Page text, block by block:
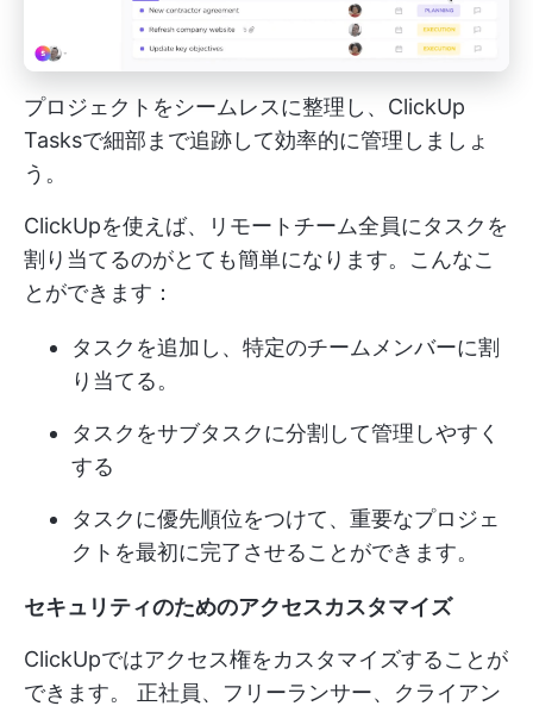
プロジェクトをシームレスに整理し、ClickUp
Tasksで細部まで追跡して効率的に管理しましょ
う。
ClickUpを使えば、リモートチーム全員にタスクを
割り当てるのがとても簡単になります。こんなこ
とができます：
タスクを追加し、特定のチームメンバーに割
り当てる。
タスクをサブタスクに分割して管理しやすく
する
タスクに優先順位をつけて、重要なプロジェ
クトを最初に完了させることができます。
セキュリティのためのアクセスカスタマイズ
ClickUpではアクセス権をカスタマイズすることが
できます。 正社員、フリーランサー、クライアン